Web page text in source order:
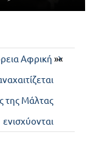
Αφρική »«
της Μάλτας
ενισχύονται